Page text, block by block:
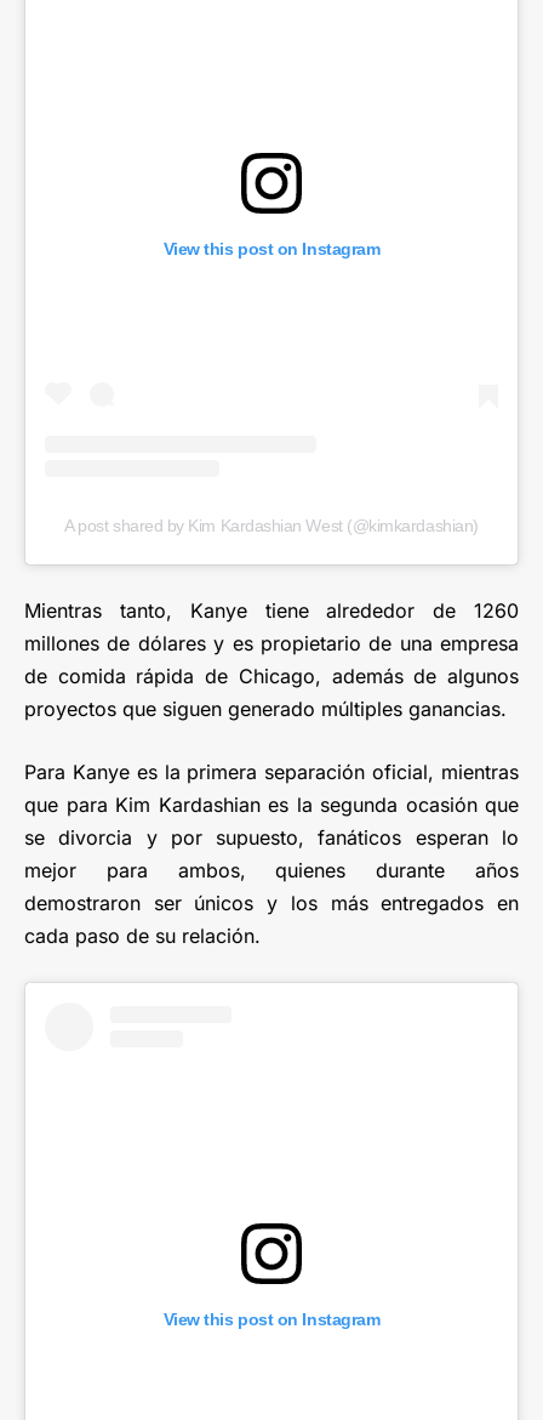
View this post on Instagram
A post shared by Kim Kardashian West (@kimkardashian)
Mientras tanto, Kanye tiene alrededor de 1260
millones de dólares y es propietario de una empresa
de comida rápida de Chicago, además de algunos
proyectos que siguen generado múltiples ganancias.
Para Kanye es la primera separación oficial, mientras
que para Kim Kardashian es la segunda ocasión que
se divorcia y por supuesto, fanáticos esperan lo
mejor para ambos, quienes durante años
demostraron ser únicos y los más entregados en
cada paso de su relación.
View this post on Instagram